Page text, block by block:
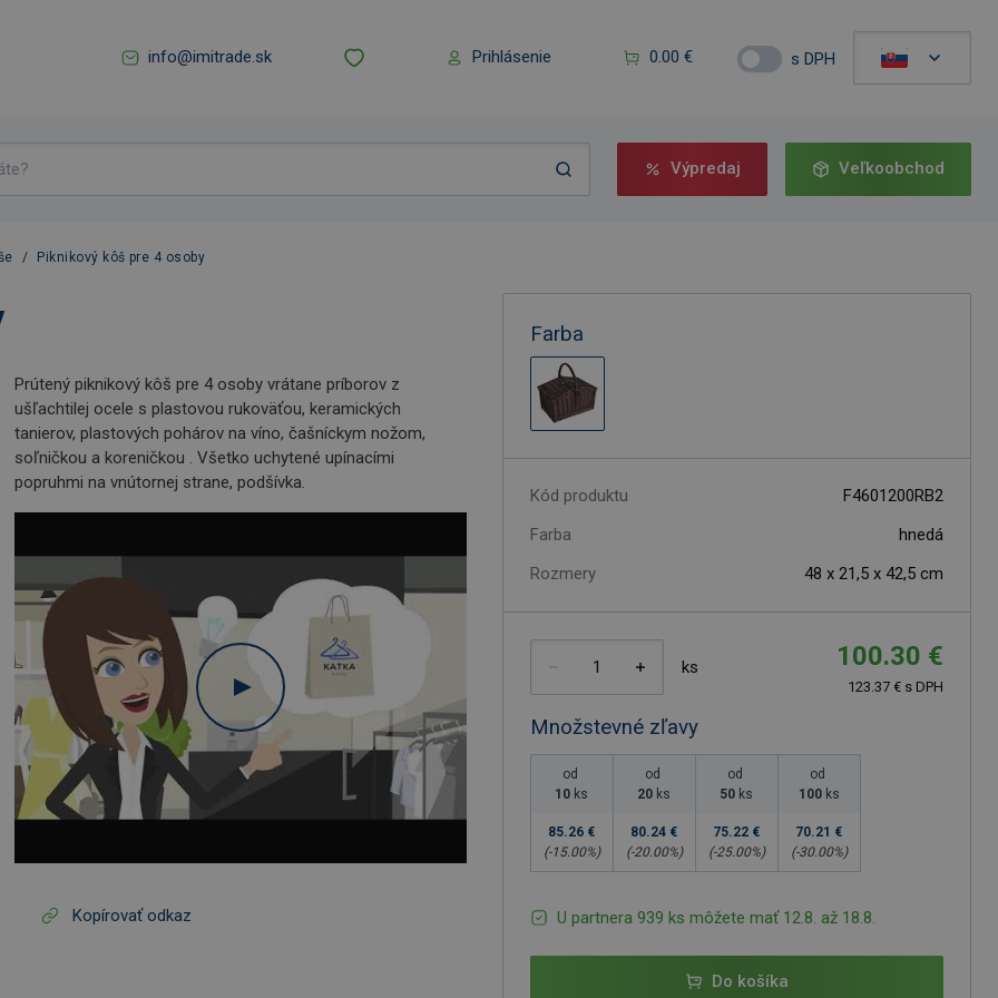
info@imitrade.sk Prihlásenie 0.00 € s DPH
Výpredaj Veľkoobchod
/ Piknikový kôš pre 4 osoby
Prútený piknikový kôš pre 4 osoby vrátane príborov z
ušľachtilej ocele s plastovou rukoväťou, keramických
tanierov, plastových pohárov na víno, čašníckym nožom,
soľničkou a koreničkou . Všetko uchytené upínacími
popruhmi na vnútornej strane, podšívka.
Kopírovať odkaz
Farba
Kód produktu
F4601200RB2
Farba
hnedá
Rozmery
48 x 21,5 x 42,5 cm
ks 100.30 €
123.37 € s DPH
Množstevné zľavy
od
10 ks
85.26 €
(-15.00%)
od
20 ks
80.24 €
(-20.00%)
od
50 ks
75.22 €
(-25.00%)
od
100 ks
70.21 €
(-30.00%)
U partnera 939 ks môžete mať 12.8. až 18.8.
Do košíka